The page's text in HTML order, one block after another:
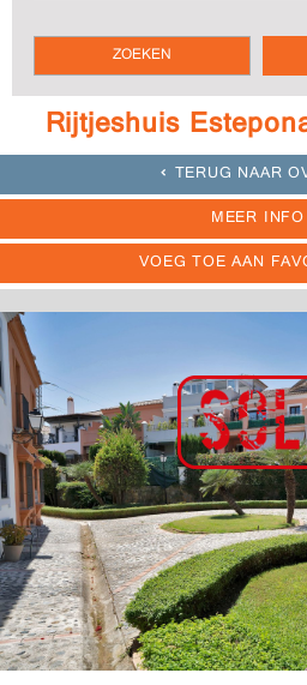
Rijtjeshuis
TERUG NAAR
MEER INFO
VOEG TOE AAN